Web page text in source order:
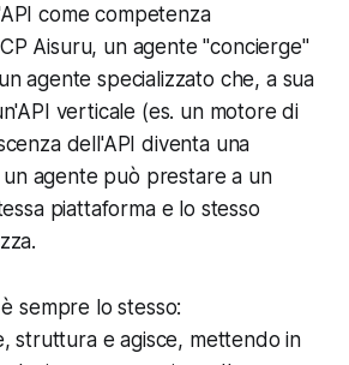
come competenza
Aisuru, un agente "concierge"
agente specializzato che, a sua
verticale (es. un motore di
dell'API diventa una
agente può prestare a un
piattaforma e lo stesso
sempre lo stesso:
struttura e agisce, mettendo in